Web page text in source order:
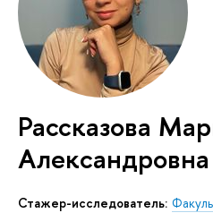
Рассказова
Александровна
Стажер-исследователь: